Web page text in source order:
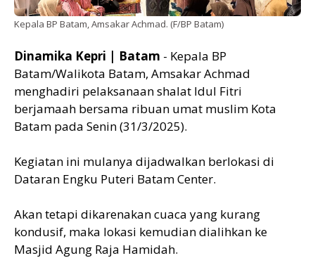
Kepala BP Batam, Amsakar Achmad. (F/BP Batam)
Dinamika Kepri | Batam - Kepala BP
Batam/Walikota Batam, Amsakar Achmad
menghadiri pelaksanaan shalat Idul Fitri
berjamaah bersama ribuan umat muslim Kota
Batam pada Senin (31/3/2025).
Kegiatan ini mulanya dijadwalkan berlokasi di
Dataran Engku Puteri Batam Center.
Akan tetapi dikarenakan cuaca yang kurang
kondusif, maka lokasi kemudian dialihkan ke
Masjid Agung Raja Hamidah.